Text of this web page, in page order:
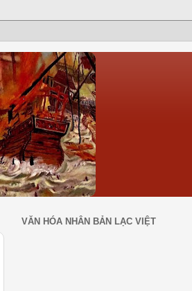
VĂN HÓA NHÂN BẢN LẠC VIỆT